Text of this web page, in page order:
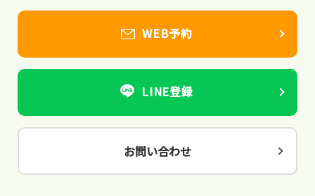
WEB予約
LINE登録
お問い合わせ